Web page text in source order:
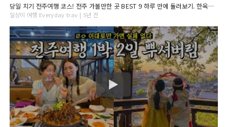
당일 치기 전주여행 코스! 전주 가볼만한 곳 BEST 9 하루 만에 둘러보기. 한옥마을 남문시장 먹거리 자만벽화마을 전일갑오 전동성당
일상이 여행 Everyday trav | 5년 전